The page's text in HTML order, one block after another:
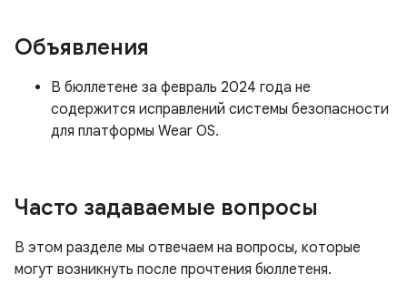
Объявления
В бюллетене за февраль 2024 года не
содержится исправлений системы безопасности
для платформы Wear OS.
Часто задаваемые вопросы
В этом разделе мы отвечаем на вопросы, которые
могут возникнуть после прочтения бюллетеня.